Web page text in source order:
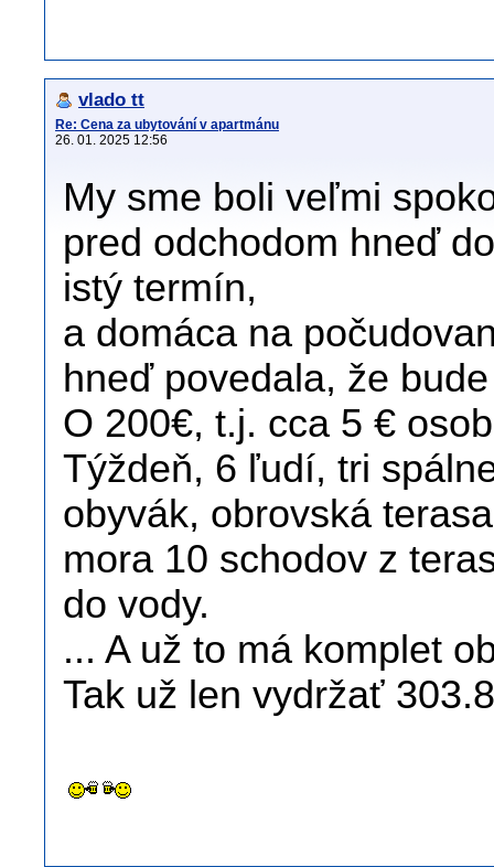
vlado tt
Re: Cena za ubytování v apartmánu
26. 01. 2025 12:56
My sme boli veľmi
pred odchodom hneď
istý termín,
a domáca na
hneď povedala, že
O 200€, t.j. cca 5 €
Týždeň, 6 ľudí, tri
obyvák, obrovská
mora 10 schodov z
do vody.
... A už to má komplet
Tak už len vydržať